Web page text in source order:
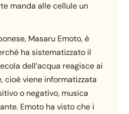
manda alle cellule un
Masaru Emoto, è
ha sistematizzato il
dell’acqua reagisce ai
cioè viene informatizzata
o negativo, musica
Emoto ha visto che i